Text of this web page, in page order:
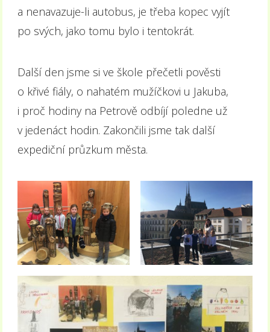
a nenavazuje-li autobus, je třeba kopec vyjít
po svých, jako tomu bylo i tentokrát.
Další den jsme si ve škole přečetli pověsti
o křivé fiály, o nahatém mužíčkovi u Jakuba,
i proč hodiny na Petrově odbíjí poledne už
v jedenáct hodin. Zakončili jsme tak další
expediční průzkum města.